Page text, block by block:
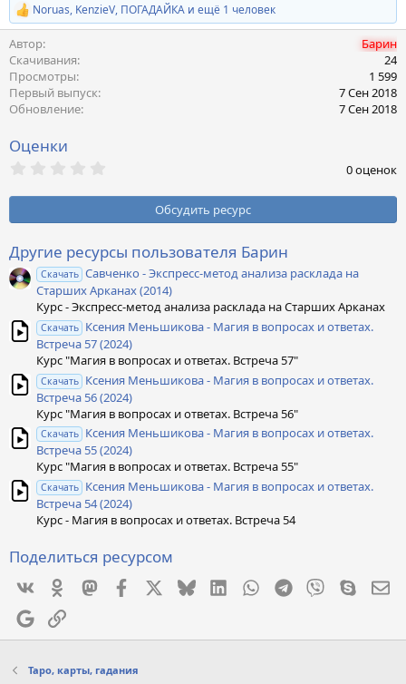
Р
е
а
к
ц
и
и
:
Noruas, KenzieV, ПОГАДАЙКА и ещё 1 человек
Автор
Барин
Скачивания
24
Просмотры
1 599
Первый выпуск
7 Сен 2018
Обновление
7 Сен 2018
Оценки
0
з
ё
з
д
0 оценок
Обсудить ресурс
Другие ресурсы пользователя Барин
Скачать Савченко - Экспресс-метод анализа расклада на
Старших Арканах (2014)
Курс - Экспресс-метод анализа расклада на Старших Арканах
Скачать Ксения Меньшикова - Магия в вопросах и ответах.
Встреча 57 (2024)
Курс "Магия в вопросах и ответах. Встреча 57"
Скачать Ксения Меньшикова - Магия в вопросах и ответах.
Встреча 56 (2024)
Курс "Магия в вопросах и ответах. Встреча 56"
Скачать Ксения Меньшикова - Магия в вопросах и ответах.
Встреча 55 (2024)
Курс "Магия в вопросах и ответах. Встреча 55"
Скачать Ксения Меньшикова - Магия в вопросах и ответах.
Встреча 54 (2024)
Курс - Магия в вопросах и ответах. Встреча 54
Поделиться ресурсом
VkontakteOdnoklassniki
MastodonFacebook BlueskyLinkedInWhatsApp
Telegram
Viber Skype
GoogleСсылка
Таро, карты, гадания